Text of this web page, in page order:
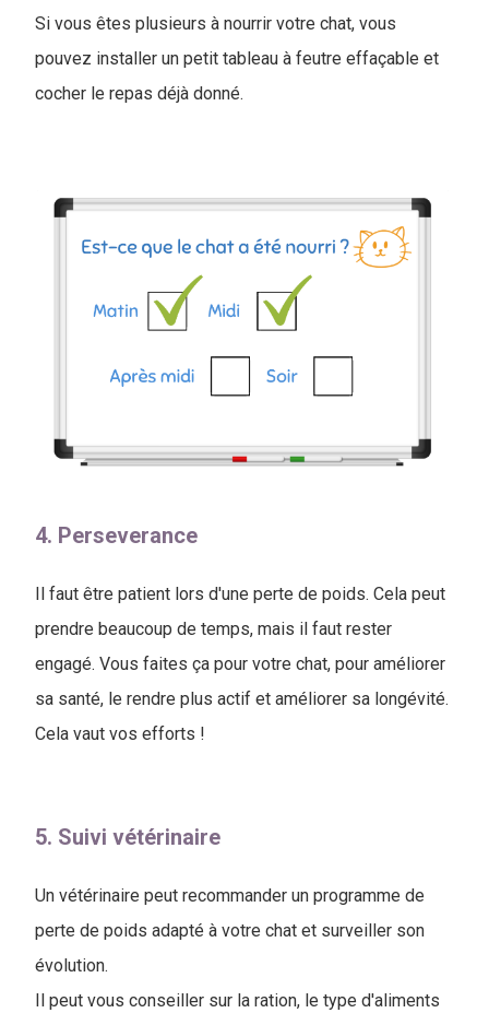
Si vous êtes plusieurs à nourrir votre chat, vous
pouvez installer un petit tableau à feutre effaçable et
cocher le repas déjà donné.
4. Perseverance
Il faut être patient lors d'une perte de poids. Cela peut
prendre beaucoup de temps, mais il faut rester
engagé. Vous faites ça pour votre chat, pour améliorer
sa santé, le rendre plus actif et améliorer sa longévité.
Cela vaut vos efforts !
5. Suivi vétérinaire
Un vétérinaire peut recommander un programme de
perte de poids adapté à votre chat et surveiller son
évolution.
Il peut vous conseiller sur la ration, le type d'aliments